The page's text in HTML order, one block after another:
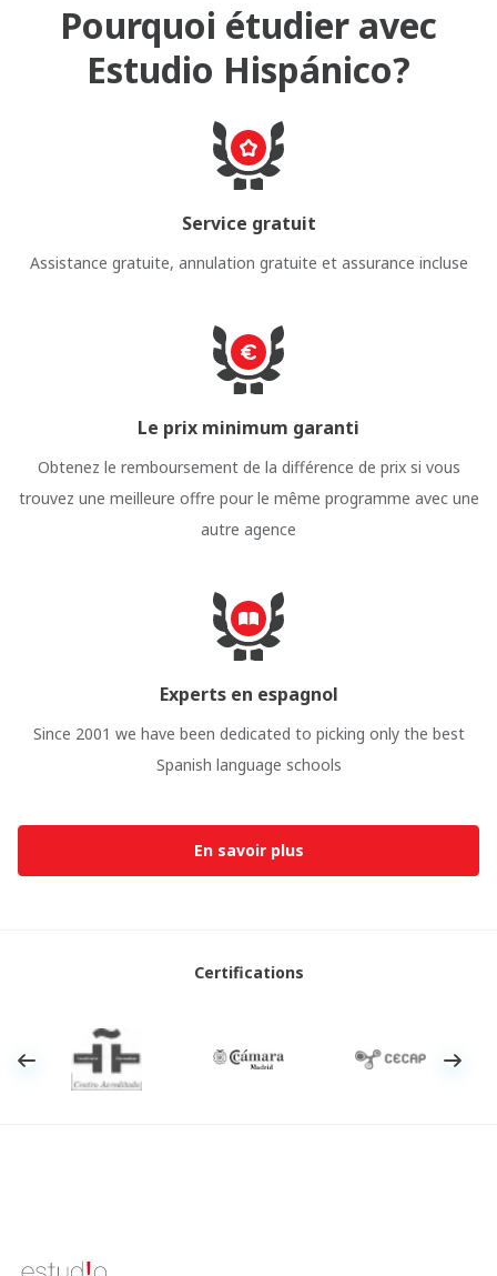
Pourquoi étudier avec
Estudio Hispánico?
Service gratuit
Assistance gratuite, annulation gratuite et assurance incluse
Le prix minimum garanti
Obtenez le remboursement de la différence de prix si vous
trouvez une meilleure offre pour le même programme avec une
autre agence
Experts en espagnol
Since 2001 we have been dedicated to picking only the best
Spanish language schools
En savoir plus
Certifications